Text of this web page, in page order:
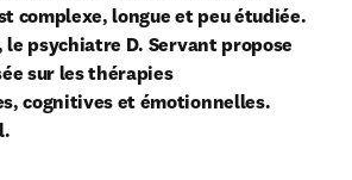
complexe, longue et peu étudiée.
le psychiatre D. Servant propose
sur les thérapies
cognitives et émotionnelles.